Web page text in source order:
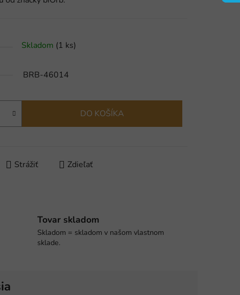
Skladom (1 ks)
BRB-46014
DO KOŠÍKA
Strážiť Zdieľať
Tovar skladom
Skladom = skladom v našom vlastnom
sklade.